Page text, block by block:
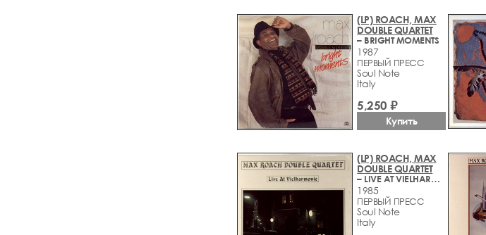
(LP) ROACH, MAX
DOUBLE QUARTET
– BRIGHT MOMENTS
1987
ПЕРВЫЙ ПРЕСС
Soul Note
Italy
5,250 ₽
Купить
(LP) ROACH, MAX
DOUBLE QUARTET
– LIVE AT VIELHARMONIE
1985
ПЕРВЫЙ ПРЕСС
Soul Note
Italy